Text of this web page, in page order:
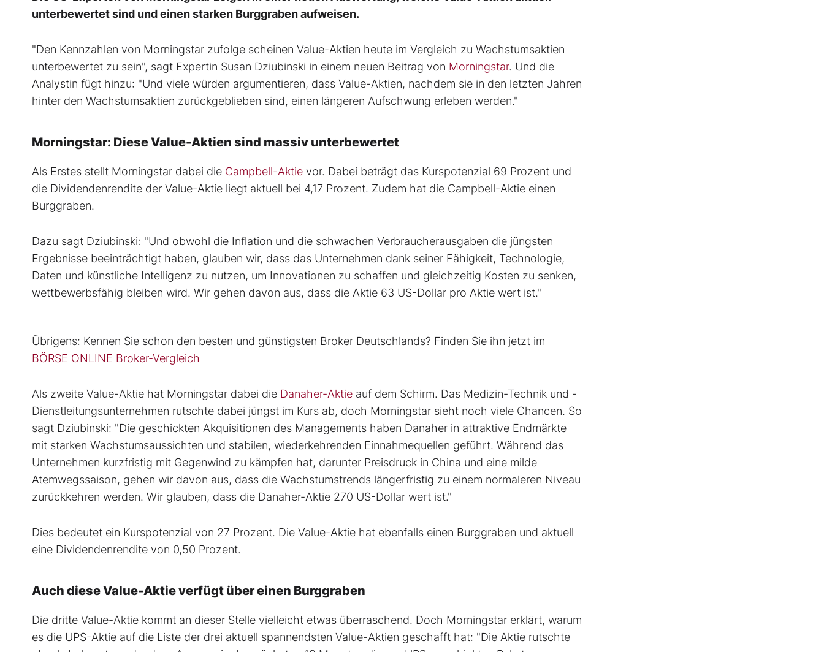
unterbewertet sind und einen starken Burggraben aufweisen.
"Den Kennzahlen von Morningstar zufolge scheinen Value-Aktien heute im Vergleich zu Wachstumsaktien
unterbewertet zu sein", sagt Expertin Susan Dziubinski in einem neuen Beitrag von Morningstar. Und die
Analystin fügt hinzu: "Und viele würden argumentieren, dass Value-Aktien, nachdem sie in den letzten Jahren
hinter den Wachstumsaktien zurückgeblieben sind, einen längeren Aufschwung erleben werden."
Morningstar: Diese Value-Aktien sind massiv unterbewertet
Als Erstes stellt Morningstar dabei die Campbell-Aktie vor. Dabei beträgt das Kurspotenzial 69 Prozent und
die Dividendenrendite der Value-Aktie liegt aktuell bei 4,17 Prozent. Zudem hat die Campbell-Aktie einen
Burggraben.
Dazu sagt Dziubinski: "Und obwohl die Inflation und die schwachen Verbraucherausgaben die jüngsten
Ergebnisse beeinträchtigt haben, glauben wir, dass das Unternehmen dank seiner Fähigkeit, Technologie,
Daten und künstliche Intelligenz zu nutzen, um Innovationen zu schaffen und gleichzeitig Kosten zu senken,
wettbewerbsfähig bleiben wird. Wir gehen davon aus, dass die Aktie 63 US-Dollar pro Aktie wert ist."
Übrigens: Kennen Sie schon den besten und günstigsten Broker Deutschlands? Finden Sie ihn jetzt im
BÖRSE ONLINE Broker-Vergleich
Als zweite Value-Aktie hat Morningstar dabei die Danaher-Aktie auf dem Schirm. Das Medizin-Technik und -
Dienstleitungsunternehmen rutschte dabei jüngst im Kurs ab, doch Morningstar sieht noch viele Chancen. So
sagt Dziubinski: "Die geschickten Akquisitionen des Managements haben Danaher in attraktive Endmärkte
mit starken Wachstumsaussichten und stabilen, wiederkehrenden Einnahmequellen geführt. Während das
Unternehmen kurzfristig mit Gegenwind zu kämpfen hat, darunter Preisdruck in China und eine milde
Atemwegssaison, gehen wir davon aus, dass die Wachstumstrends längerfristig zu einem normaleren Niveau
zurückkehren werden. Wir glauben, dass die Danaher-Aktie 270 US-Dollar wert ist."
Dies bedeutet ein Kurspotenzial von 27 Prozent. Die Value-Aktie hat ebenfalls einen Burggraben und aktuell
eine Dividendenrendite von 0,50 Prozent.
Auch diese Value-Aktie verfügt über einen Burggraben
Die dritte Value-Aktie kommt an dieser Stelle vielleicht etwas überraschend. Doch Morningstar erklärt, warum
es die UPS-Aktie auf die Liste der drei aktuell spannendsten Value-Aktien geschafft hat: "Die Aktie rutschte